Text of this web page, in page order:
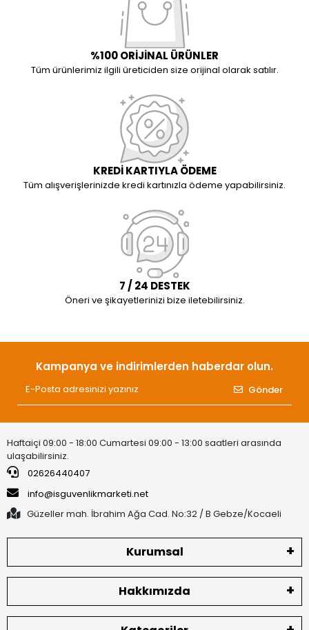
%100 ORİJİNAL ÜRÜNLER
Tüm ürünlerimiz ilgili üreticiden size orijinal olarak satılır.
KREDİ KARTIYLA ÖDEME
Tüm alışverişlerinizde kredi kartınızla ödeme yapabilirsiniz.
7 / 24 DESTEK
Öneri ve şikayetlerinizi bize iletebilirsiniz.
Kampanya ve indirimlerden haberdar olun.
Gönder
Haftaiçi 09:00 - 18:00 Cumartesi 09:00 - 13:00 saatleri arasında
ulaşabilirsiniz.
02626440407
info@isguvenlikmarketi.net
Güzeller mah. İbrahim Ağa Cad. No:32 / B Gebze/Kocaeli
Kurumsal
Hakkımızda